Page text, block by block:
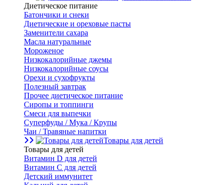
Диетическое питание
Батончики и снеки
Диетические и ореховые пасты
Заменители сахара
Масла натуральные
Мороженое
Низкокалорийные джемы
Низкокалорийные соусы
Орехи и сухофрукты
Полезный завтрак
Прочее диетическое питание
Сиропы и топпинги
Смеси для выпечки
Суперфуды / Мука / Крупы
Чаи / Травяные напитки
Товары для детей
Товары для детей
Витамин D для детей
Витамин С для детей
Детский иммунитет